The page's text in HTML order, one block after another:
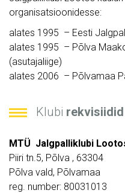
organisatsioonidesse:
alates 1995 – Eesti
alates 1995 – Põlva
(asutajaliige)
alates 2006 – Põlvamaa
Klubi rekvisiidid
MTÜ Jalgpalliklubi
Piiri tn.5, Põlva , 63304
Põlva vald, Põlvamaa
reg. number: 80031013